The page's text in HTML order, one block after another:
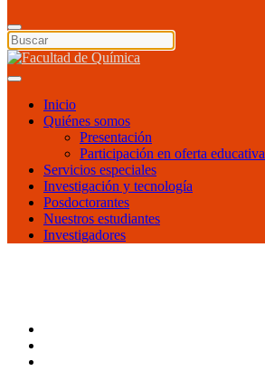
Inicio
Quiénes somos
Presentación
Participación en oferta educativa
Servicios especiales
Investigación y tecnología
Posdoctorantes
Nuestros estudiantes
Investigadores